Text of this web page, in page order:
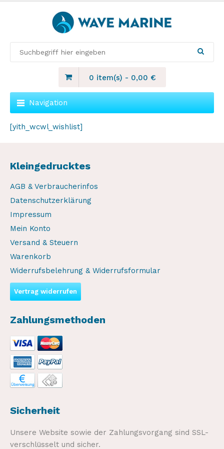
0 item(s) - 0,00 €
Navigation
[yith_wcwl_wishlist]
Kleingedrucktes
AGB & Verbraucherinfos
Datenschutzerklärung
Impressum
Mein Konto
Versand & Steuern
Warenkorb
Widerrufsbelehrung & Widerrufsformular
Vertrag widerrufen
Zahlungsmethoden
Sicherheit
Unsere Website sowie der Zahlungsvorgang sind SSL-
verschlüsselt und sicher.